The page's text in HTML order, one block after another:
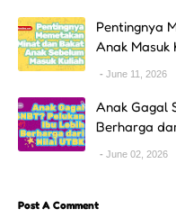
Pentingnya
Anak Masuk
June 11, 2026
Anak Gagal
Berharga
June 02, 2026
Post A Comment